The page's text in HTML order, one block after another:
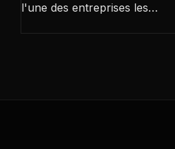
l'une des entreprises les…